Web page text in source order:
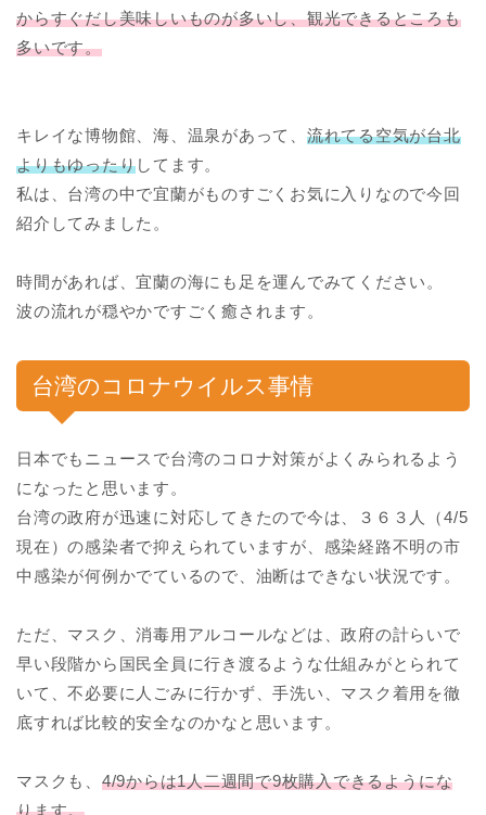
からすぐだし美味しいものが多いし、観光できるところも
多いです。
キレイな博物館、海、温泉があって、 流れてる空気が台北
よりもゆったりしてます。
私は、台湾の中で宜蘭がものすごくお気に入りなので今回
紹介してみました。
時間があれば、宜蘭の海にも足を運んでみてください。
波の流れが穏やかですごく癒されます。
台湾のコロナウイルス事情
日本でもニュースで台湾のコロナ対策がよくみられるよう
になったと思います。
台湾の政府が迅速に対応してきたので今は、３６３人（4/5
現在）の感染者で抑えられていますが、感染経路不明の市
中感染が何例かでているので、油断はできない状況です。
ただ、マスク、消毒用アルコールなどは、政府の計らいで
早い段階から国民全員に行き渡るような仕組みがとられて
いて、不必要に人ごみに行かず、手洗い、マスク着用を徹
底すれば比較的安全なのかなと思います。
マスクも、 4/9からは1人二週間で9枚購入できるようにな
ります。